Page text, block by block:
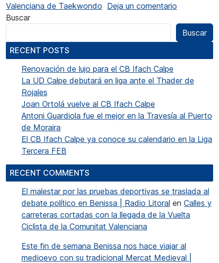
Valenciana de Taekwondo Deja un comentario
Buscar
Buscar
RECENT POSTS
Renovación de lujo para el CB Ifach Calpe
La UD Calpe debutará en liga ante el Thader de
Rojales
Joan Ortolá vuelve al CB Ifach Calpe
Antoni Guardiola fue el mejor en la Travesía al Puerto
de Moraira
El CB Ifach Calpe ya conoce su calendario en la Liga
Tercera FEB
RECENT COMMENTS
El malestar por las pruebas deportivas se traslada al
debate político en Benissa | Radio Litoral en Calles y
carreteras cortadas con la llegada de la Vuelta
Ciclista de la Comunitat Valenciana
Este fin de semana Benissa nos hace viajar al
medioevo con su tradicional Mercat Medieval |